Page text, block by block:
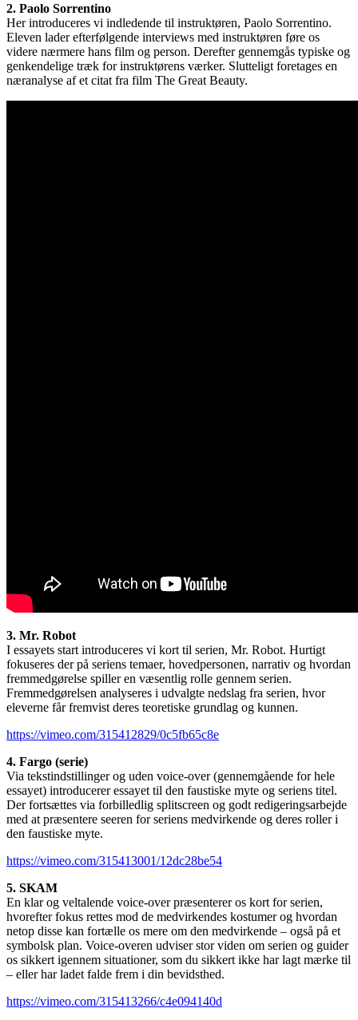
2. Paolo Sorrentino
Her introduceres vi indledende til instruktøren, Paolo Sorrentino.
Eleven lader efterfølgende interviews med instruktøren føre os
videre nærmere hans film og person. Derefter gennemgås typiske og
genkendelige træk for instruktørens værker. Slutteligt foretages en
næranalyse af et citat fra film The Great Beauty.
3. Mr. Robot
I essayets start introduceres vi kort til serien, Mr. Robot. Hurtigt
fokuseres der på seriens temaer, hovedpersonen, narrativ og hvordan
fremmedgørelse spiller en væsentlig rolle gennem serien.
Fremmedgørelsen analyseres i udvalgte nedslag fra serien, hvor
eleverne får fremvist deres teoretiske grundlag og kunnen.
https://vimeo.com/315412829/0c5fb65c8e
4. Fargo (serie)
Via tekstindstillinger og uden voice-over (gennemgående for hele
essayet) introducerer essayet til den faustiske myte og seriens titel.
Der fortsættes via forbilledlig splitscreen og godt redigeringsarbejde
med at præsentere seeren for seriens medvirkende og deres roller i
den faustiske myte.
https://vimeo.com/315413001/12dc28be54
5. SKAM
En klar og veltalende voice-over præsenterer os kort for serien,
hvorefter fokus rettes mod de medvirkendes kostumer og hvordan
netop disse kan fortælle os mere om den medvirkende – også på et
symbolsk plan. Voice-overen udviser stor viden om serien og guider
os sikkert igennem situationer, som du sikkert ikke har lagt mærke til
– eller har ladet falde frem i din bevidsthed.
https://vimeo.com/315413266/c4e094140d